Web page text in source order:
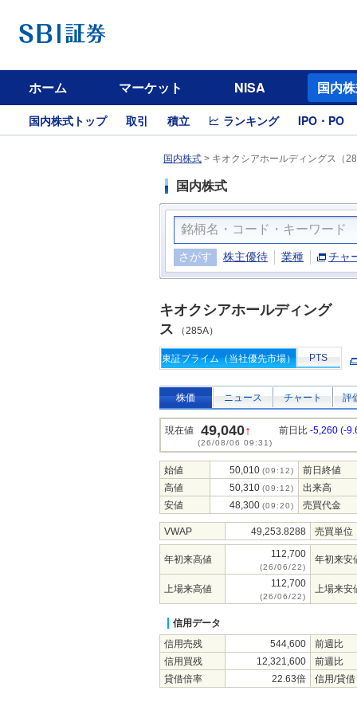
ホーム マーケット NISA 国内
国内株式トップ 取引 積立 ランキング IPO・PO
国内株式 > キオクシアホールディングス（
国内株式
さがす 株主優待 業種 チャ
キオクシアホールディング
ス （285A）
東証プライム（当社優先市場） PTS
株価 ニュース チャート 評
現在値 49,040↑
(26/08/06 09:31)
前日比 -5,260 (-
始値 50,010 (09:12)
前日終値
高値
50,310 (09:12)
出来高
安値
48,300 (09:20) 売買代金
VWAP 49,253.8288 売買単位
年初来高値 112,700
(26/06/22)
年初来安
上場来高値 112,700
(26/06/22)
上場来安
信用データ
信用売残
544,600
前週比
信用買残
12,321,600
前週比
貸借倍率
22.63倍 信用/貸借